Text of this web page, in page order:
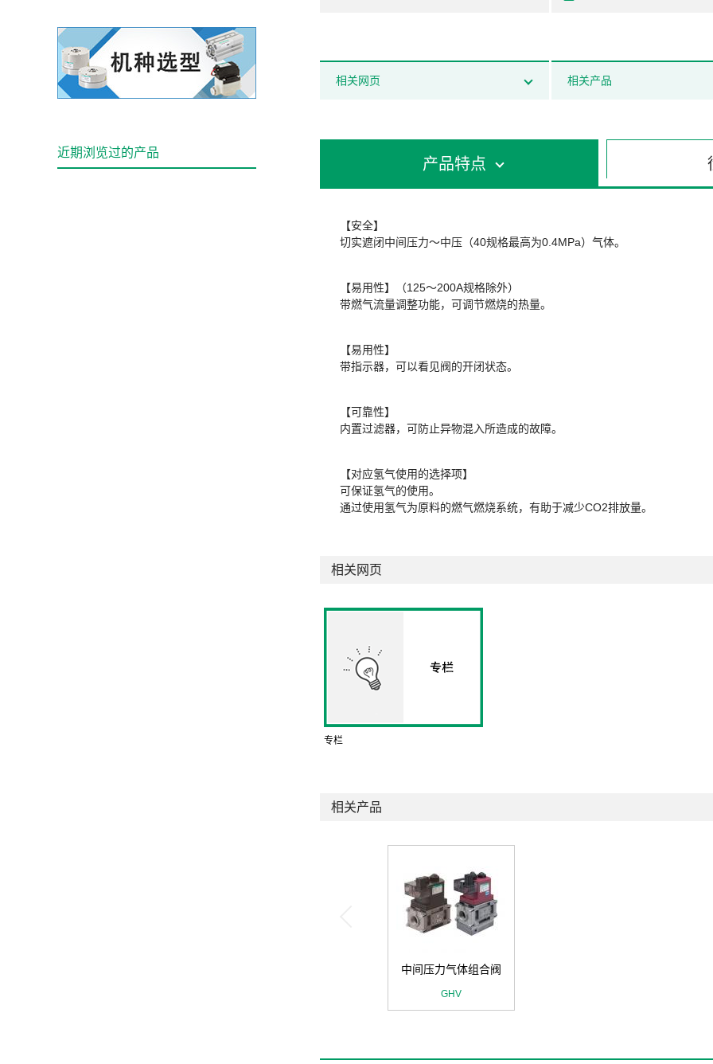
相关网页 相关产品
产品特点
【安全】
切实遮闭中间压力～中压（40规格最高为0.4MPa）气体。
【易用性】（125～200A规格除外）
带燃气流量调整功能，可调节燃烧的热量。
【易用性】
带指示器，可以看见阀的开闭状态。
【可靠性】
内置过滤器，可防止异物混入所造成的故障。
【对应氢气使用的选择项】
可保证氢气的使用。
通过使用氢气为原料的燃气燃烧系统，有助于减少CO2排放量。
相关网页
专栏
相关产品
中间压力气体组合阀
GHV
近期浏览过的产品